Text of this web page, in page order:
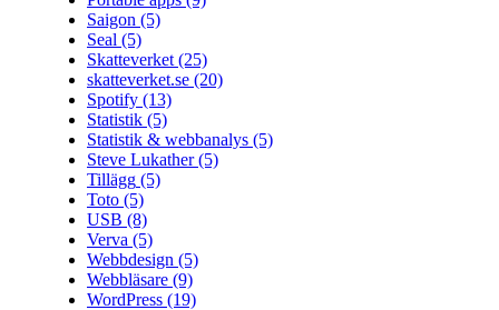
Saigon (5)
Seal (5)
Skatteverket (25)
skatteverket.se (20)
Spotify (13)
Statistik (5)
Statistik & webbanalys (5)
Steve Lukather(5)
Tillägg (5)
Toto (5)
USB (8)
Verva (5)
Webbdesign (5)
Webbläsare (9)
WordPress (19)